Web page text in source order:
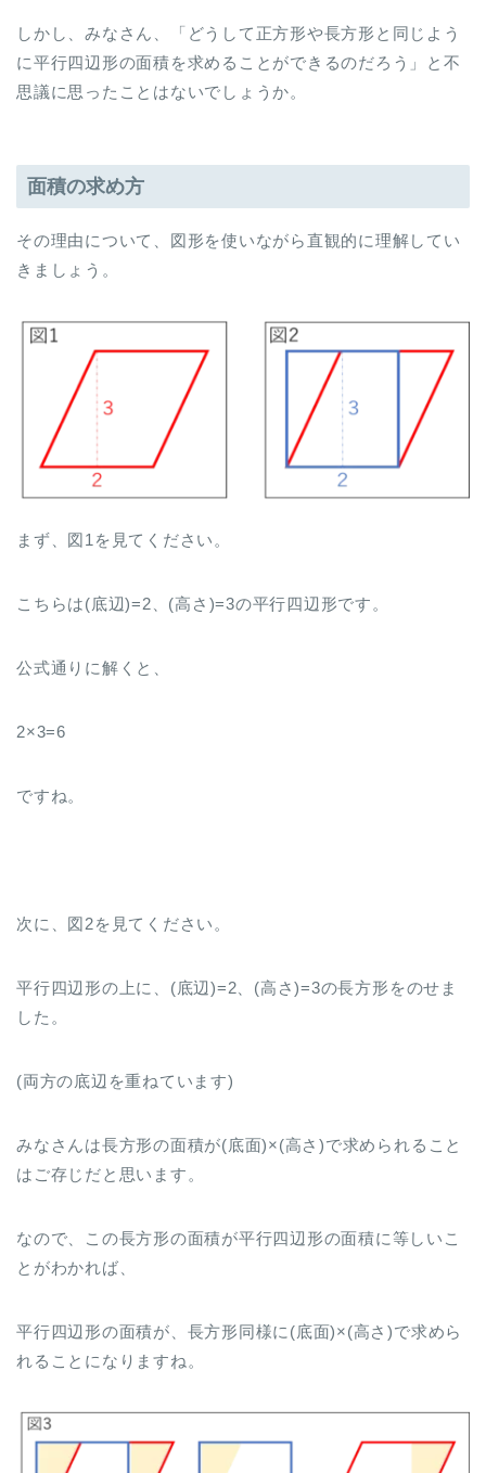
しかし、みなさん、「どうして正方形や長方形と同じよう
に平行四辺形の面積を求めることができるのだろう」と不
思議に思ったことはないでしょうか。
面積の求め方
その理由について、図形を使いながら直観的に理解してい
きましょう。
まず、図1を見てください。
こちらは(底辺)=2、(高さ)=3の平行四辺形です。
公式通りに解くと、
2×3=6
ですね。
次に、図2を見てください。
平行四辺形の上に、(底辺)=2、(高さ)=3の長方形をのせま
した。
(両方の底辺を重ねています)
みなさんは長方形の面積が(底面)×(高さ)で求められること
はご存じだと思います。
なので、この長方形の面積が平行四辺形の面積に等しいこ
とがわかれば、
平行四辺形の面積が、長方形同様に(底面)×(高さ)で求めら
れることになりますね。